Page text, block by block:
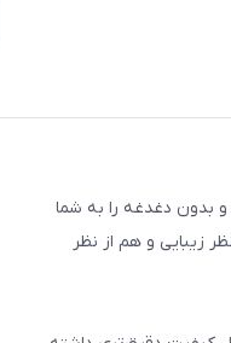
بدون دغدغه را به شما
زیبایی و هم از نظر